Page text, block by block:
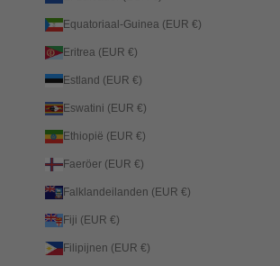
Equatoriaal-Guinea (EUR €)
Eritrea (EUR €)
Estland (EUR €)
Eswatini (EUR €)
Ethiopië (EUR €)
Faeröer (EUR €)
Falklandeilanden (EUR €)
Fiji (EUR €)
Filipijnen (EUR €)